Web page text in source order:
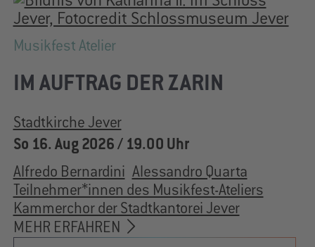
Musikfest Atelier
IM AUFTRAG DER ZARIN
Stadtkirche Jever
So 16. Aug 2026 / 19.00 Uhr
Alfredo Bernardini Alessandro Quarta
Teilnehmer*innen des Musikfest-Ateliers
Kammerchor der Stadtkantorei Jever
MEHR ERFAHREN